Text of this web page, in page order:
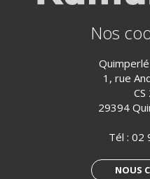
Nos
1, rue
29394
Tél : 02
NOUS